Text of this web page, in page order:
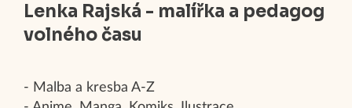
Lenka Rajská - malířka a pedagog
volného času
- Malba a kresba A-Z